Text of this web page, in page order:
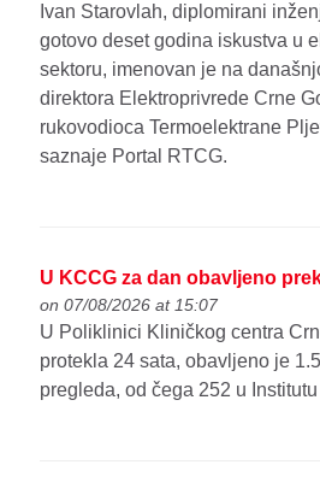
Ivan Starovlah, diplomirani
gotovo deset godina iskustva u
sektoru, imenovan je na
direktora Elektroprivrede Crne
rukovodioca Termoelektrane
saznaje Portal RTCG.
U KCCG za dan obavljeno
on 07/08/2026 at 15:07
U Poliklinici Kliničkog centra
protekla 24 sata, obavljeno je
pregleda, od čega 252 u